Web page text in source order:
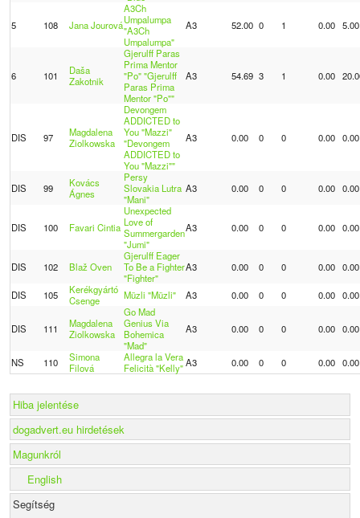
5 108 Jana Jourová
A3Ch
Umpalumpa
"A3Ch
Umpalumpa"
A3 52.00 0 1 0.00 5.00
6 101
Daša
Zakotnik
Gjerulff Paras
Prima Mentor
"Po" "Gjerulff
Paras Prima
Mentor "Po""
A3 54.69 3 1 0.00
DIS 97
Magdalena
Ziolkowska
Devongem
ADDICTED to
You "Mazzi"
"Devongem
ADDICTED to
You "Mazzi""
A3 0.00 0 0 0.00 0.00
DIS 99
Kovács
Ágnes
Persy
Slovakia Lutra
"Mani"
A3 0.00 0 0 0.00 0.00
DIS 100 Favari Cintia
Unexpected
Love of
Summergarden
"Jumi"
A3 0.00 0 0 0.00 0.00
DIS 102 Blaž Oven
Gjerulff Eager
To Be a Fighter
"Fighter"
A3 0.00 0 0 0.00 0.00
DIS 105
Kerékgyártó
Csenge
Müzli "Müzli" A3 0.00 0 0 0.00 0.00
DIS 111
Magdalena
Ziolkowska
Go Mad
Genius Via
Bohemica
"Mad"
A3 0.00 0 0 0.00 0.00
NS 110
Simona
Filová
Allegra la Vera
Felicità "Kelly" A3 0.00 0 0 0.00 0.00
Hiba jelentése
dogadvert.eu hirdetések
Magunkról
English
Segítség